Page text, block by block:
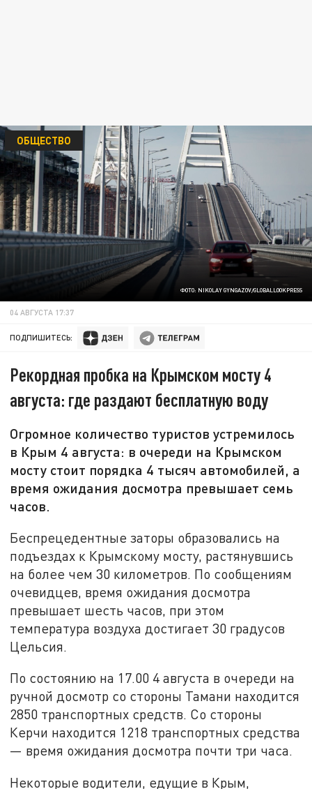
ФОТО: NIKOLAY GYNGAZOV/GLOBALLOOKPRESS
ОБЩЕСТВО
04 АВГУСТА 17:37
ПОДПИШИТЕСЬ:
Рекордная пробка на Крымском мосту 4
августа: где раздают бесплатную воду
Огромное количество туристов устремилось
в Крым 4 августа: в очереди на Крымском
мосту стоит порядка 4 тысяч автомобилей, а
время ожидания досмотра превышает семь
часов.
Беспрецедентные заторы образовались на
подъездах к Крымскому мосту, растянувшись
на более чем 30 километров. По сообщениям
очевидцев, время ожидания досмотра
превышает шесть часов, при этом
температура воздуха достигает 30 градусов
Цельсия.
По состоянию на 17.00 4 августа в очереди на
ручной досмотр со стороны Тамани находится
2850 транспортных средств. Со стороны
Керчи находится 1218 транспортных средства
— время ожидания досмотра почти три часа.
Некоторые водители, едущие в Крым,